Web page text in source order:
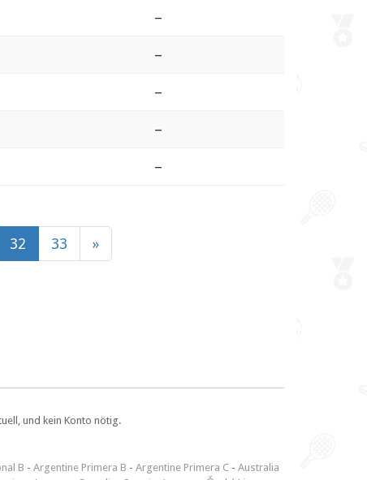
–
–
–
–
–
32 33 »
und kein Konto nötig.
B - Argentine Primera B - Argentine Primera C - Australia